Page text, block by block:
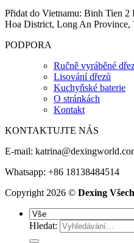
Přidat do Vietnamu: Binh Tien
Hoa District, Long An Province,
PODPORA
Ručně vyráběné
Lisování dřezů
Kuchyňské baterie
O stránkách
Kontakt
KONTAKTUJTE NÁS
E-mail:
Whatsapp: +86 18138484514
Copyright 2026 © Dexing
Hledat: